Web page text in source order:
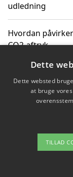
udledning
Hvordan
CO2-aftryk
Hvordan
hverdag
Om /
Dette
Dette websted
at bruge
TILLAD